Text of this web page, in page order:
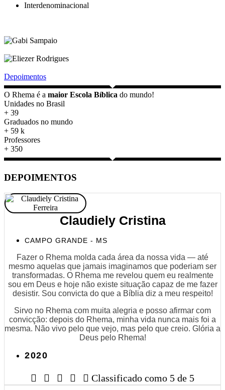
Interdenominacional
Depoimentos
O Rhema é a maior Escola Bíblica do mundo!
Unidades no Brasil
+ 39
Graduados no mundo
+ 59 k
Professores
+ 350
DEPOIMENTOS
Claudiely Cristina
CAMPO GRANDE - MS
Fazer o Rhema molda cada área da nossa vida — até
mesmo aquelas que jamais imaginamos que poderiam ser
transformadas. O Rhema me revelou quem eu realmente
sou em Deus e hoje não existe situação capaz de me fazer
desistir. Sou convicta do que a Bíblia diz a meu respeito!
Sirvo no Rhema com muita alegria e posso afirmar com
convicção: depois do Rhema, minha vida nunca mais foi a
mesma. Não vivo pelo que vejo, mas pelo que creio. Glória a
Deus pelo Rhema!
2020
     Classificado como 5 de 5